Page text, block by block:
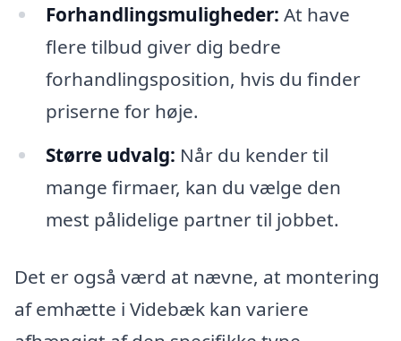
Forhandlingsmuligheder: At have
flere tilbud giver dig bedre
forhandlingsposition, hvis du finder
priserne for høje.
Større udvalg: Når du kender til
mange firmaer, kan du vælge den
mest pålidelige partner til jobbet.
Det er også værd at nævne, at montering
af emhætte i Videbæk kan variere